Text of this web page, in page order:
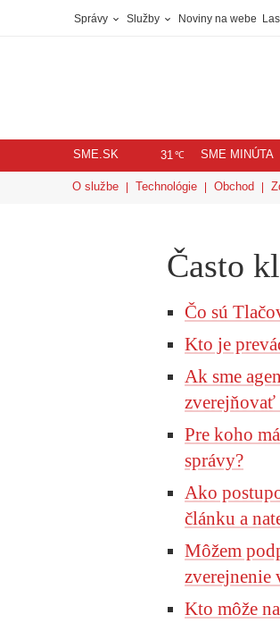
Správy Služby Noviny na webe
SME.SK 31℃ SME MINÚTA
O službe Technológie Obchod
Často
Čo sú
Kto je
Ak sme
zverejňovať
Pre koho
správy?
Ako
článku a
Môžem
zverejnenie
Kto môže